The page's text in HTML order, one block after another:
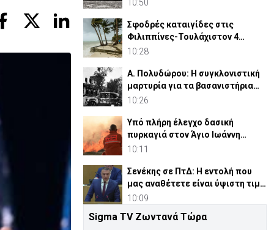
10:50
Σφοδρές καταιγίδες στις
Φιλιππίνες-Τουλάχιστον 4
10:28
Α. Πολυδώρου: Η συγκλονιστική
μαρτυρία για τα βασανιστήρια
που υπέστη το 1974
10:26
Υπό πλήρη έλεγχο δασική
πυρκαγιά στον Άγιο Ιωάννη
Μαλούντας
10:11
Σενέκης σε ΠτΔ: Η εντολή που
μας αναθέτετε είναι ύψιστη τιμή
αλλά και ευθύνη
10:09
Αυτά είναι τα βιογραφικά των
Sigma TV Ζωντανά Τώρα